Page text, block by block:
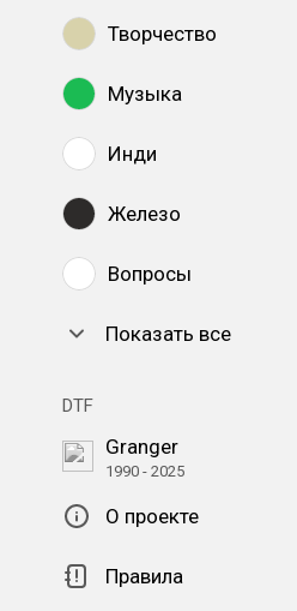
Творчество
Музыка
Инди
Железо
Вопросы
Показать все
DTF
Granger
1990 - 2025
О проекте
Правила